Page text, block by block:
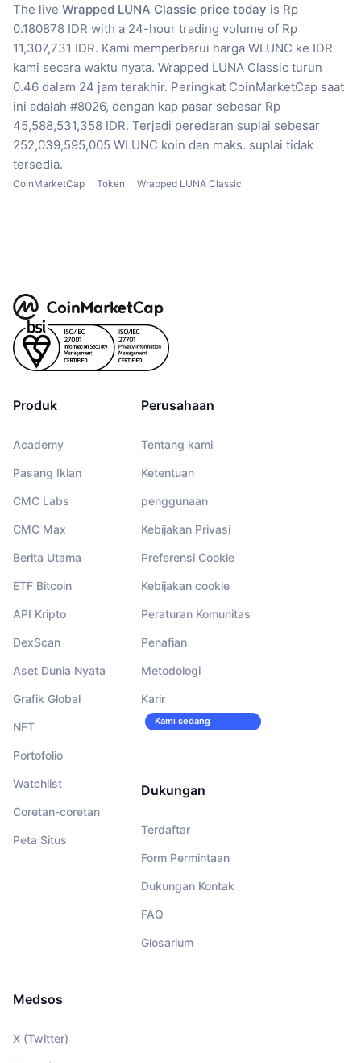
The live Wrapped LUNA Classic price today is Rp
0.180878 IDR with a 24-hour trading volume of Rp
11,307,731 IDR. Kami memperbarui harga WLUNC ke IDR
kami secara waktu nyata. Wrapped LUNA Classic turun
0.46 dalam 24 jam terakhir. Peringkat CoinMarketCap saat
ini adalah #8026, dengan kap pasar sebesar Rp
45,588,531,358 IDR. Terjadi peredaran suplai sebesar
252,039,595,005 WLUNC koin dan maks. suplai tidak
tersedia.
CoinMarketCap Token Wrapped LUNA Classic
Produk
Academy
Pasang Iklan
CMC Labs
CMC Max
Berita Utama
ETF Bitcoin
API Kripto
DexScan
Aset Dunia Nyata
Grafik Global
NFT
Portofolio
Watchlist
Coretan-coretan
Peta Situs
Perusahaan
Tentang kami
Ketentuan
penggunaan
Kebijakan Privasi
Preferensi Cookie
Kebijakan cookie
Peraturan Komunitas
Penafian
Metodologi
Karir
Kami sedang
Dukungan
Terdaftar
Form Permintaan
Dukungan Kontak
FAQ
Glosarium
Medsos
X (Twitter)